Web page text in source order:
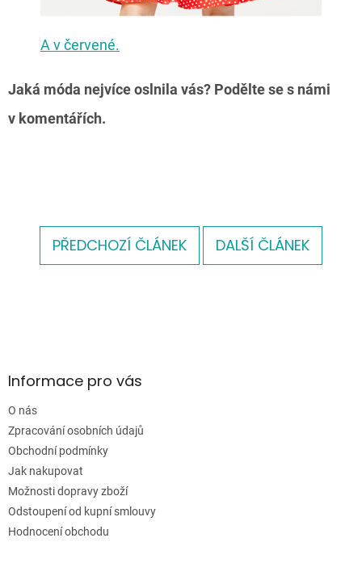
A v červené.
Jaká móda nejvíce oslnila vás? Podělte se s námi
v komentářích.
PŘEDCHOZÍ ČLÁNEK DALŠÍ ČLÁNEK
aInformace pro vás
O nás
Zpracování osobních údajů
Obchodní podmínky
Jak nakupovat
Možnosti dopravy zboží
Odstoupení od kupní smlouvy
Hodnocení obchodu